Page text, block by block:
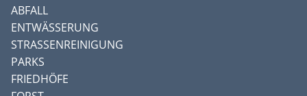
ABFALL
ENTWÄSSERUNG
STRASSENREINIGUNG
PARKS
FRIEDHÖFE